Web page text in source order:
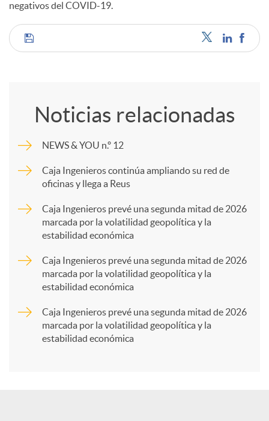
s
negativos del COVID-19.
C
m
p
a
Noticias relacionadas
NEWS & YOU n.º 12
Caja Ingenieros continúa ampliando su red de
oficinas y llega a Reus
Caja Ingenieros prevé una segunda mitad de 2026
marcada por la volatilidad geopolítica y la
estabilidad económica
Caja Ingenieros prevé una segunda mitad de 2026
marcada por la volatilidad geopolítica y la
estabilidad económica
Caja Ingenieros prevé una segunda mitad de 2026
marcada por la volatilidad geopolítica y la
estabilidad económica